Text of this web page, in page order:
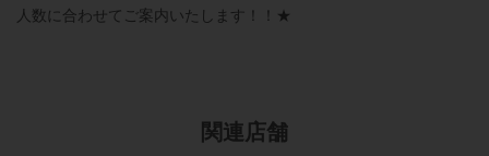
人数に合わせてご案内いたします！！★
関連店舗